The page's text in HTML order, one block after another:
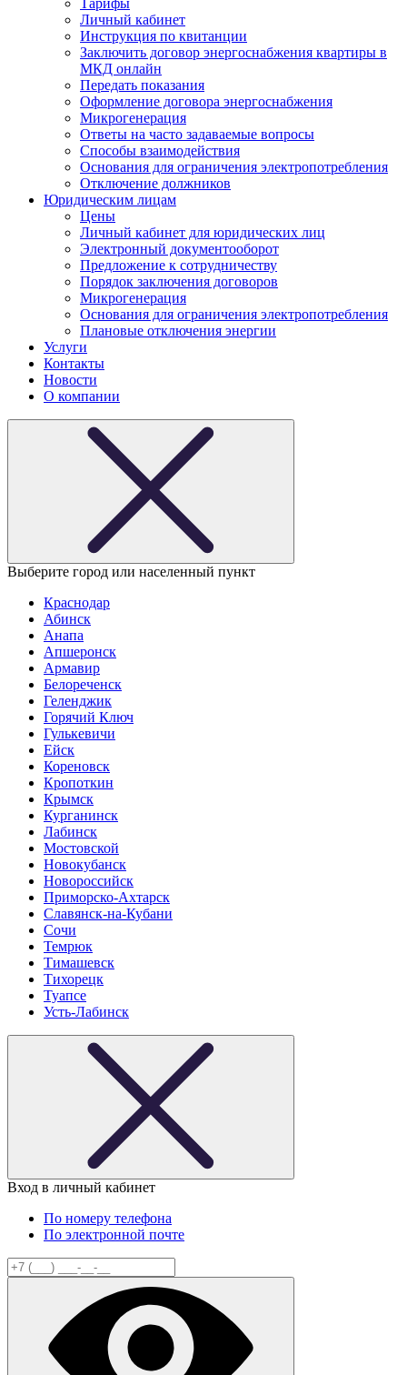
Тарифы
Личный кабинет
Инструкция по квитанции
Заключить договор энергоснабжения квартиры в
МКД онлайн
Передать показания
Оформление договора энергоснабжения
Микрогенерация
Ответы на часто задаваемые вопросы
Способы взаимодействия
Основания для ограничения электропотребления
Отключение должников
Юридическим лицам
Цены
Личный кабинет для юридических лиц
Электронный документооборот
Предложение к сотрудничеству
Порядок заключения договоров
Микрогенерация
Основания для ограничения электропотребления
Плановые отключения энергии
Услуги
Контакты
Новости
О компании
Выберите город или населенный пункт
Краснодар
Абинск
Анапа
Апшеронск
Армавир
Белореченск
Геленджик
Горячий Ключ
Гулькевичи
Ейск
Кореновск
Кропоткин
Крымск
Курганинск
Лабинск
Мостовской
Новокубанск
Новороссийск
Приморско-Ахтарск
Славянск-на-Кубани
Сочи
Темрюк
Тимашевск
Тихорецк
Туапсе
Усть-Лабинск
Вход в личный кабинет
По номеру телефона
По электронной почте